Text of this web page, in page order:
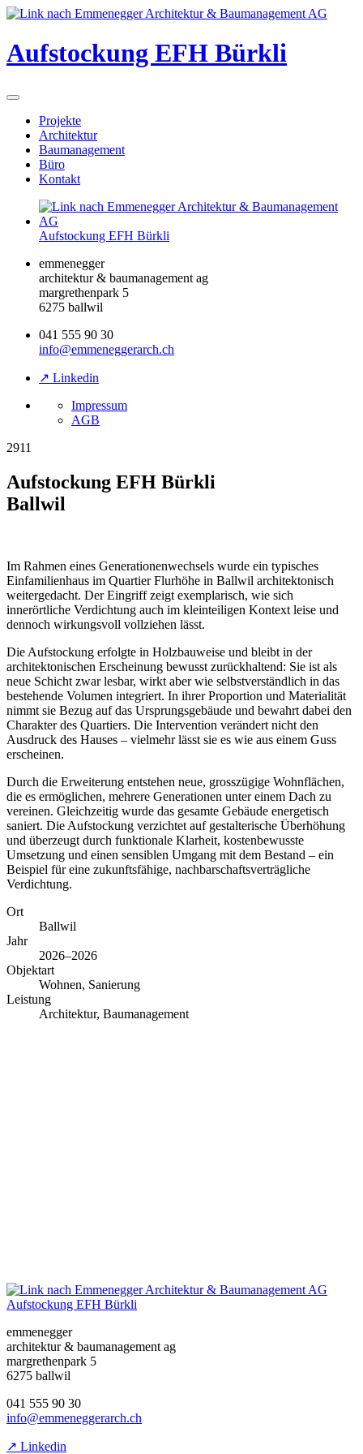
Aufstockung EFH Bürkli
Projekte
Architektur
Baumanagement
Büro
Kontakt
Aufstockung EFH Bürkli
emmenegger
architektur & baumanagement ag
margrethenpark 5
6275 ballwil
041 555 90 30
info@emmeneggerarch.ch
↗ Linkedin
Impressum
AGB
2911
Aufstockung EFH Bürkli
Ballwil
Im Rahmen eines Generationenwechsels wurde ein typisches
Einfamilienhaus im Quartier Flurhöhe in Ballwil architektonisch
weitergedacht. Der Eingriff zeigt exemplarisch, wie sich
innerörtliche Verdichtung auch im kleinteiligen Kontext leise und
dennoch wirkungsvoll vollziehen lässt.
Die Aufstockung erfolgte in Holzbauweise und bleibt in der
architektonischen Erscheinung bewusst zurückhaltend: Sie ist als
neue Schicht zwar lesbar, wirkt aber wie selbstverständlich in das
bestehende Volumen integriert. In ihrer Proportion und Materialität
nimmt sie Bezug auf das Ursprungsgebäude und bewahrt dabei den
Charakter des Quartiers. Die Intervention verändert nicht den
Ausdruck des Hauses – vielmehr lässt sie es wie aus einem Guss
erscheinen.
Durch die Erweiterung entstehen neue, grosszügige Wohnflächen,
die es ermöglichen, mehrere Generationen unter einem Dach zu
vereinen. Gleichzeitig wurde das gesamte Gebäude energetisch
saniert. Die Aufstockung verzichtet auf gestalterische Überhöhung
und überzeugt durch funktionale Klarheit, kostenbewusste
Umsetzung und einen sensiblen Umgang mit dem Bestand – ein
Beispiel für eine zukunftsfähige, nachbarschaftsverträgliche
Verdichtung.
Ort
Ballwil
Jahr
2026–2026
Objektart
Wohnen, Sanierung
Leistung
Architektur, Baumanagement
Aufstockung EFH Bürkli
emmenegger
architektur & baumanagement ag
margrethenpark 5
6275 ballwil
041 555 90 30
info@emmeneggerarch.ch
↗ Linkedin